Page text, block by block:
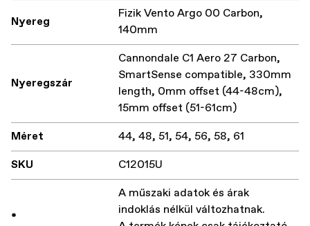
Nyereg
Fizik Vento Argo 00 Carbon,
140mm
Nyeregszár
Cannondale C1 Aero 27 Carbon,
SmartSense compatible, 330mm
length, 0mm offset (44-48cm),
15mm offset (51-61cm)
Méret
44, 48, 51, 54, 56, 58, 61
SKU
C12015U
*
A műszaki adatok és árak
indoklás nélkül változhatnak.